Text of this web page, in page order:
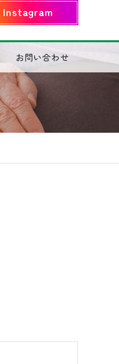
Instagram
お問い合わせ